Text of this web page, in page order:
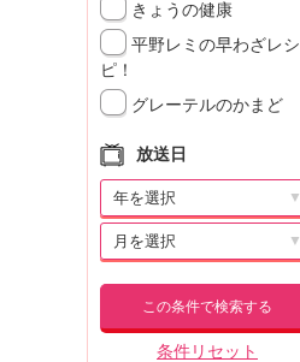
きょうの健康
平野レミの早わざレシ
ピ！
グレーテルのかまど
放送日
▼
▼
この条件で検索する
条件リセット